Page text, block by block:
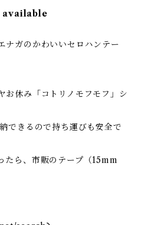
available
ナガのかわいいセロハンテー
お休み「コトリノモフモフ」シ
できるので持ち運びも安全で
たら、市販のテープ（15mm